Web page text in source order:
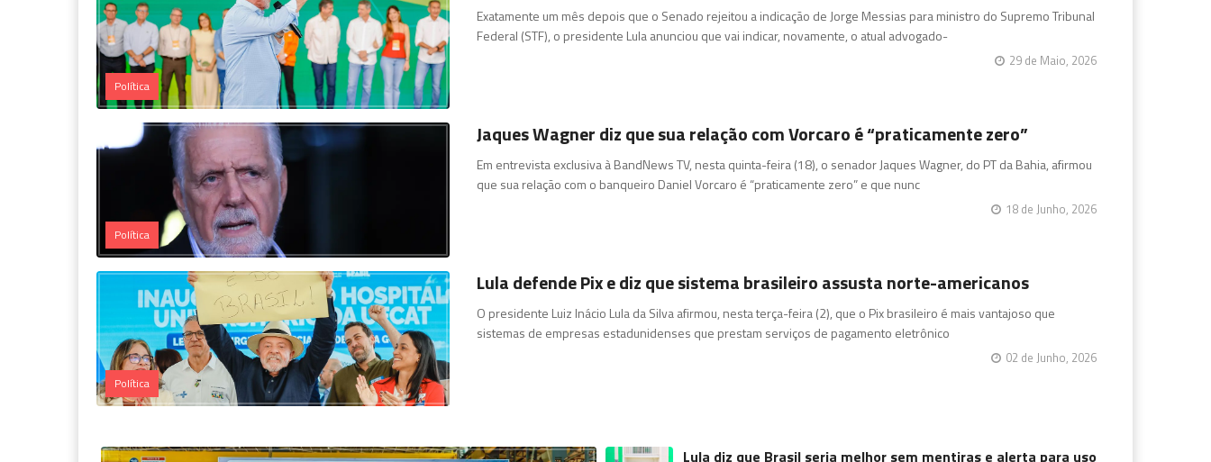
Política
Exatamente um mês depois que o Senado rejeitou a indicação de Jorge Messias para ministro do Supremo Tribunal
Federal (STF), o presidente Lula anunciou que vai indicar, novamente, o atual advogado-
29 de Maio, 2026
Política
Jaques Wagner diz que sua relação com Vorcaro é “praticamente zero”
Em entrevista exclusiva à BandNews TV, nesta quinta-feira (18), o senador Jaques Wagner, do PT da Bahia, afirmou
que sua relação com o banqueiro Daniel Vorcaro é “praticamente zero” e que nunc
18 de Junho, 2026
Política
Lula defende Pix e diz que sistema brasileiro assusta norte-americanos
O presidente Luiz Inácio Lula da Silva afirmou, nesta terça-feira (2), que o Pix brasileiro é mais vantajoso que
sistemas de empresas estadunidenses que prestam serviços de pagamento eletrônico
02 de Junho, 2026
Lula diz que Brasil seria melhor sem mentiras e alerta para uso